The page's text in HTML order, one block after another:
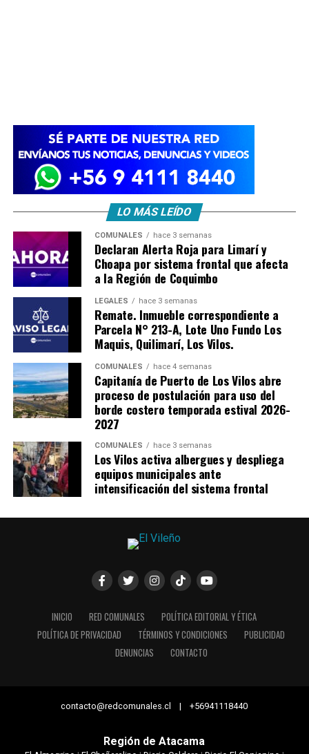
LO MÁS LEÍDO
COMUNALES hace 3 semanas
Declaran Alerta Roja para Limarí y
Choapa por sistema frontal que afecta
a la Región de Coquimbo
LEGALES hace 3 semanas
Remate. Inmueble correspondiente a
Parcela N° 213-A, Lote Uno Fundo Los
Maquis, Quilimarí, Los Vilos.
COMUNALES hace 4 semanas
Capitanía de Puerto de Los Vilos abre
proceso de postulación para uso del
borde costero temporada estival 2026-
2027
COMUNALES hace 3 semanas
Los Vilos activa albergues y despliega
equipos municipales ante
intensificación del sistema frontal
INICIO RED COMUNALES
POLÍTICA EDITORIAL Y ÉTICA
POLÍTICA DE PRIVACIDAD
TÉRMINOS Y CONDICIONES
PUBLICIDAD
DENUNCIAS
CONTACTO
contacto@redcomunales.cl | +56941118440
Región de Atacama